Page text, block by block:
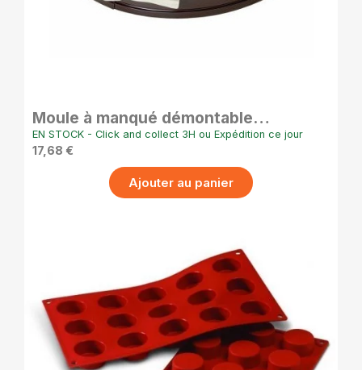
Moule à manqué démontable
antiadhésif 26 cm hauteur 7 cm
EN STOCK - Click and collect 3H ou Expédition ce jour
17,68 €
Ajouter au panier